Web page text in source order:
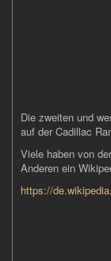
Die zweiten und
auf der Cadillac
Viele haben von
Anderen ein
https://